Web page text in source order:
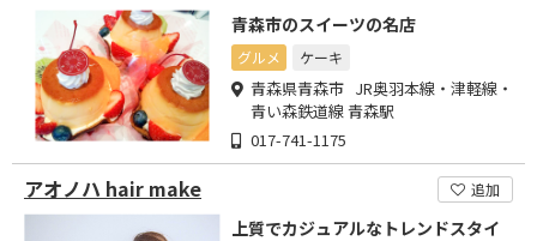
青森市のスイーツの名店
グルメ ケーキ
青森県青森市 JR奥羽本線・津軽線・
青い森鉄道線 青森駅
017-741-1175
アオノハ hair make 追加
上質でカジュアルなトレンドスタイ